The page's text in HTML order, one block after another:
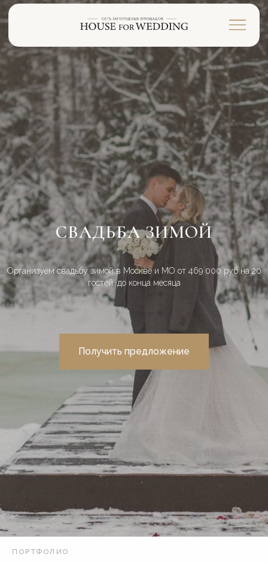
СВАДЬБА ЗИМОЙ
Организуем свадьбу зимой в Москве и МО от 469 000 руб на 20
гостей. до конца месяца
Получить предложение
ПОРТФОЛИО